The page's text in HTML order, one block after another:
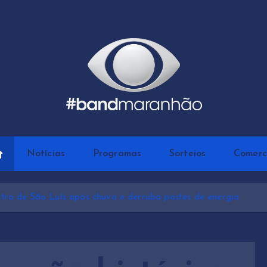
Notícias Programas Sorteios
de São Luís após chuva e derruba postes de energia